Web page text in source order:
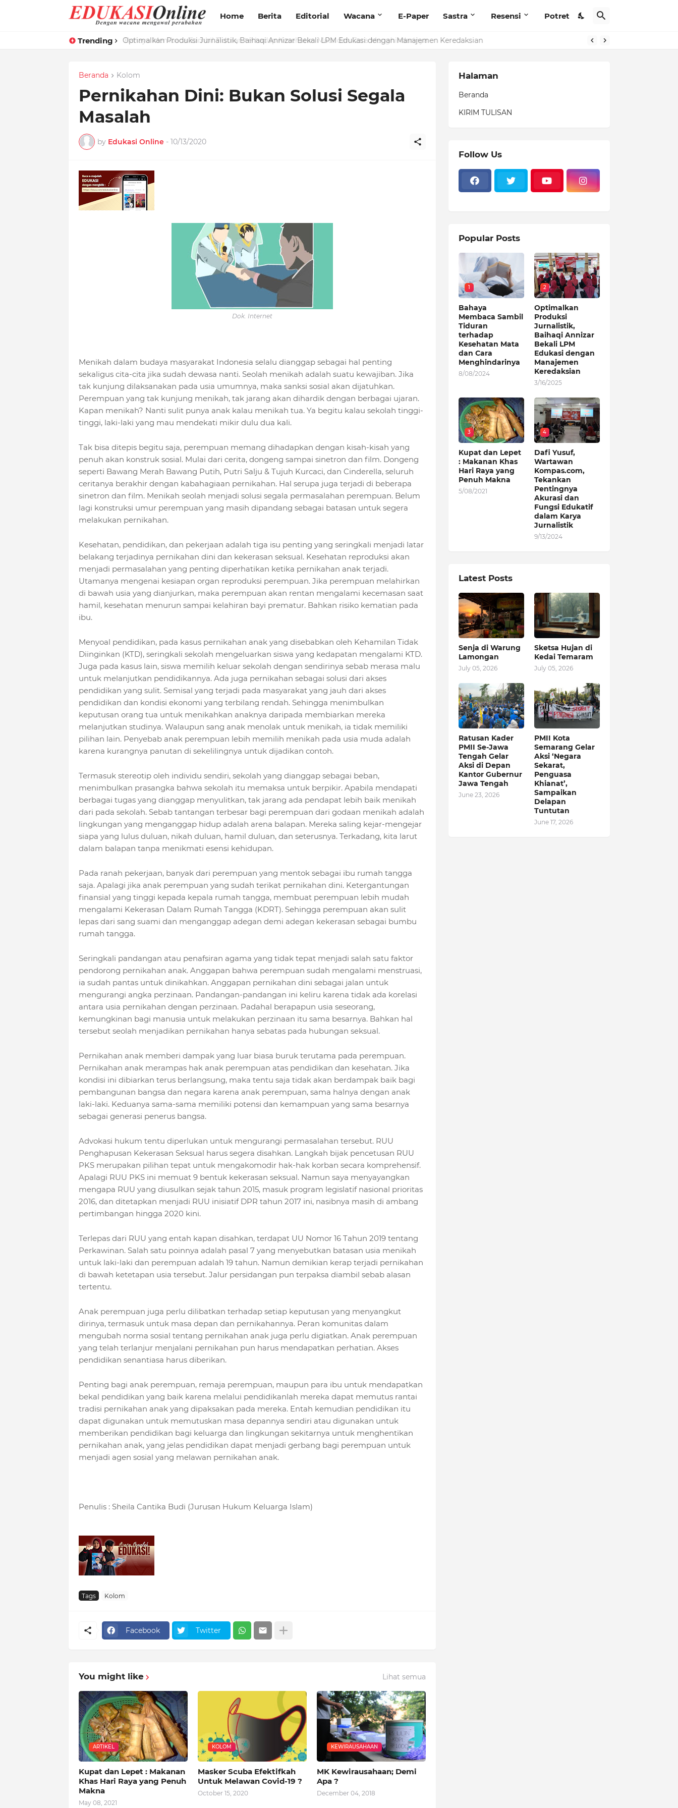
Home Berita Editorial Wacana E-Paper Sastra Resensi Potret
Trending Optimalkan Produksi Jurnalistik, Baihaqi Annizar Bekali LPM Edukasi dengan Manajemen Keredaksian
Beranda Kolom
Pernikahan Dini: Bukan Solusi Segala
Masalah
by Edukasi Online - 10/13/2020
Dok. Internet
Menikah dalam budaya masyarakat Indonesia selalu dianggap sebagai hal penting
sekaligus cita-cita jika sudah dewasa nanti. Seolah menikah adalah suatu kewajiban. Jika
tak kunjung dilaksanakan pada usia umumnya, maka sanksi sosial akan dijatuhkan.
Perempuan yang tak kunjung menikah, tak jarang akan dihardik dengan berbagai ujaran.
Kapan menikah? Nanti sulit punya anak kalau menikah tua. Ya begitu kalau sekolah tinggi-
tinggi, laki-laki yang mau mendekati mikir dulu dua kali.
Tak bisa ditepis begitu saja, perempuan memang dihadapkan dengan kisah-kisah yang
penuh akan konstruk sosial. Mulai dari cerita, dongeng sampai sinetron dan film. Dongeng
seperti Bawang Merah Bawang Putih, Putri Salju & Tujuh Kurcaci, dan Cinderella, seluruh
ceritanya berakhir dengan kabahagiaan pernikahan. Hal serupa juga terjadi di beberapa
sinetron dan film. Menikah seolah menjadi solusi segala permasalahan perempuan. Belum
lagi konstruksi umur perempuan yang masih dipandang sebagai batasan untuk segera
melakukan pernikahan.
Kesehatan, pendidikan, dan pekerjaan adalah tiga isu penting yang seringkali menjadi latar
belakang terjadinya pernikahan dini dan kekerasan seksual. Kesehatan reproduksi akan
menjadi permasalahan yang penting diperhatikan ketika pernikahan anak terjadi.
Utamanya mengenai kesiapan organ reproduksi perempuan. Jika perempuan melahirkan
di bawah usia yang dianjurkan, maka perempuan akan rentan mengalami kecemasan saat
hamil, kesehatan menurun sampai kelahiran bayi prematur. Bahkan risiko kematian pada
ibu.
Menyoal pendidikan, pada kasus pernikahan anak yang disebabkan oleh Kehamilan Tidak
Diinginkan (KTD), seringkali sekolah mengeluarkan siswa yang kedapatan mengalami KTD.
Juga pada kasus lain, siswa memilih keluar sekolah dengan sendirinya sebab merasa malu
untuk melanjutkan pendidikannya. Ada juga pernikahan sebagai solusi dari akses
pendidikan yang sulit. Semisal yang terjadi pada masyarakat yang jauh dari akses
pendidikan dan kondisi ekonomi yang terbilang rendah. Sehingga menimbulkan
keputusan orang tua untuk menikahkan anaknya daripada membiarkan mereka
melanjutkan studinya. Walaupun sang anak menolak untuk menikah, ia tidak memiliki
pilihan lain. Penyebab anak perempuan lebih memilih menikah pada usia muda adalah
karena kurangnya panutan di sekelilingnya untuk dijadikan contoh.
Termasuk stereotip oleh individu sendiri, sekolah yang dianggap sebagai beban,
menimbulkan prasangka bahwa sekolah itu memaksa untuk berpikir. Apabila mendapati
berbagai tugas yang dianggap menyulitkan, tak jarang ada pendapat lebih baik menikah
dari pada sekolah. Sebab tantangan terbesar bagi perempuan dari godaan menikah adalah
lingkungan yang menganggap hidup adalah arena balapan. Mereka saling kejar-mengejar
siapa yang lulus duluan, nikah duluan, hamil duluan, dan seterusnya. Terkadang, kita larut
dalam balapan tanpa menikmati esensi kehidupan.
Pada ranah pekerjaan, banyak dari perempuan yang mentok sebagai ibu rumah tangga
saja. Apalagi jika anak perempuan yang sudah terikat pernikahan dini. Ketergantungan
finansial yang tinggi kepada kepala rumah tangga, membuat perempuan lebih mudah
mengalami Kekerasan Dalam Rumah Tangga (KDRT). Sehingga perempuan akan sulit
lepas dari sang suami dan menganggap adegan demi adegan kekerasan sebagai bumbu
rumah tangga.
Seringkali pandangan atau penafsiran agama yang tidak tepat menjadi salah satu faktor
pendorong pernikahan anak. Anggapan bahwa perempuan sudah mengalami menstruasi,
ia sudah pantas untuk dinikahkan. Anggapan pernikahan dini sebagai jalan untuk
mengurangi angka perzinaan. Pandangan-pandangan ini keliru karena tidak ada korelasi
antara usia pernikahan dengan perzinaan. Padahal berapapun usia seseorang,
kemungkinan bagi manusia untuk melakukan perzinaan itu sama besarnya. Bahkan hal
tersebut seolah menjadikan pernikahan hanya sebatas pada hubungan seksual.
Pernikahan anak memberi dampak yang luar biasa buruk terutama pada perempuan.
Pernikahan anak merampas hak anak perempuan atas pendidikan dan kesehatan. Jika
kondisi ini dibiarkan terus berlangsung, maka tentu saja tidak akan berdampak baik bagi
pembangunan bangsa dan negara karena anak perempuan, sama halnya dengan anak
laki-laki. Keduanya sama-sama memiliki potensi dan kemampuan yang sama besarnya
sebagai generasi penerus bangsa.
Advokasi hukum tentu diperlukan untuk mengurangi permasalahan tersebut. RUU
Penghapusan Kekerasan Seksual harus segera disahkan. Langkah bijak pencetusan RUU
PKS merupakan pilihan tepat untuk mengakomodir hak-hak korban secara komprehensif.
Apalagi RUU PKS ini memuat 9 bentuk kekerasan seksual. Namun saya menyayangkan
mengapa RUU yang diusulkan sejak tahun 2015, masuk program legislatif nasional prioritas
2016, dan ditetapkan menjadi RUU inisiatif DPR tahun 2017 ini, nasibnya masih di ambang
pertimbangan hingga 2020 kini.
Terlepas dari RUU yang entah kapan disahkan, terdapat UU Nomor 16 Tahun 2019 tentang
Perkawinan. Salah satu poinnya adalah pasal 7 yang menyebutkan batasan usia menikah
untuk laki-laki dan perempuan adalah 19 tahun. Namun demikian kerap terjadi pernikahan
di bawah ketetapan usia tersebut. Jalur persidangan pun terpaksa diambil sebab alasan
tertentu.
Anak perempuan juga perlu dilibatkan terhadap setiap keputusan yang menyangkut
dirinya, termasuk untuk masa depan dan pernikahannya. Peran komunitas dalam
mengubah norma sosial tentang pernikahan anak juga perlu digiatkan. Anak perempuan
yang telah terlanjur menjalani pernikahan pun harus mendapatkan perhatian. Akses
pendidikan senantiasa harus diberikan.
Penting bagi anak perempuan, remaja perempuan, maupun para ibu untuk mendapatkan
bekal pendidikan yang baik karena melalui pendidikanlah mereka dapat memutus rantai
tradisi pernikahan anak yang dipaksakan pada mereka. Entah kemudian pendidikan itu
dapat digunakan untuk memutuskan masa depannya sendiri atau digunakan untuk
memberikan pendidikan bagi keluarga dan lingkungan sekitarnya untuk menghentikan
pernikahan anak, yang jelas pendidikan dapat menjadi gerbang bagi perempuan untuk
menjadi agen sosial yang melawan pernikahan anak.
Penulis : Sheila Cantika Budi (Jurusan Hukum Keluarga Islam)
Tags Kolom
Facebook Twitter
You might like Lihat semua
ARTIKEL
Kupat dan Lepet : Makanan
Khas Hari Raya yang Penuh
Makna
May 08, 2021
KOLOM
Masker Scuba Efektifkah
Untuk Melawan Covid-19 ?
October 15, 2020
KEWIRAUSAHAAN
MK Kewirausahaan; Demi
Apa ?
December 04, 2018
Halaman
Beranda
KIRIM TULISAN
Follow Us
Popular Posts
1
Bahaya
Membaca Sambil
Tiduran
terhadap
Kesehatan Mata
dan Cara
Menghindarinya
8/08/2024
2
Optimalkan
Produksi
Jurnalistik,
Baihaqi Annizar
Bekali LPM
Edukasi dengan
Manajemen
Keredaksian
3/16/2025
3
Kupat dan Lepet
: Makanan Khas
Hari Raya yang
Penuh Makna
5/08/2021
4
Dafi Yusuf,
Wartawan
Kompas.com,
Tekankan
Pentingnya
Akurasi dan
Fungsi Edukatif
dalam Karya
Jurnalistik
9/13/2024
Latest Posts
Senja di Warung
Lamongan
July 05, 2026
Sketsa Hujan di
Kedai Temaram
July 05, 2026
Ratusan Kader
PMII Se-Jawa
Tengah Gelar
Aksi di Depan
Kantor Gubernur
Jawa Tengah
June 23, 2026
PMII Kota
Semarang Gelar
Aksi ‘Negara
Sekarat,
Penguasa
Khianat’,
Sampaikan
Delapan
Tuntutan
June 17, 2026